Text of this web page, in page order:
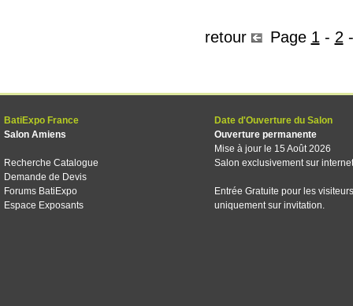
retour Page 1 - 2
BatiExpo France
Salon Amiens
Recherche Catalogue
Demande de Devis
Forums BatiExpo
Espace Exposants
Date d'Ouverture du Salon
Ouverture permanente
Mise à jour le 15 Août 2026
Salon exclusivement sur internet
Entrée Gratuite pour les visiteurs
uniquement sur invitation.